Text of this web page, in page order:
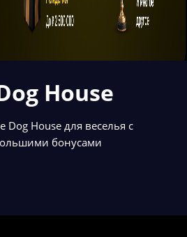
House
Dog House для веселья с
бонусами